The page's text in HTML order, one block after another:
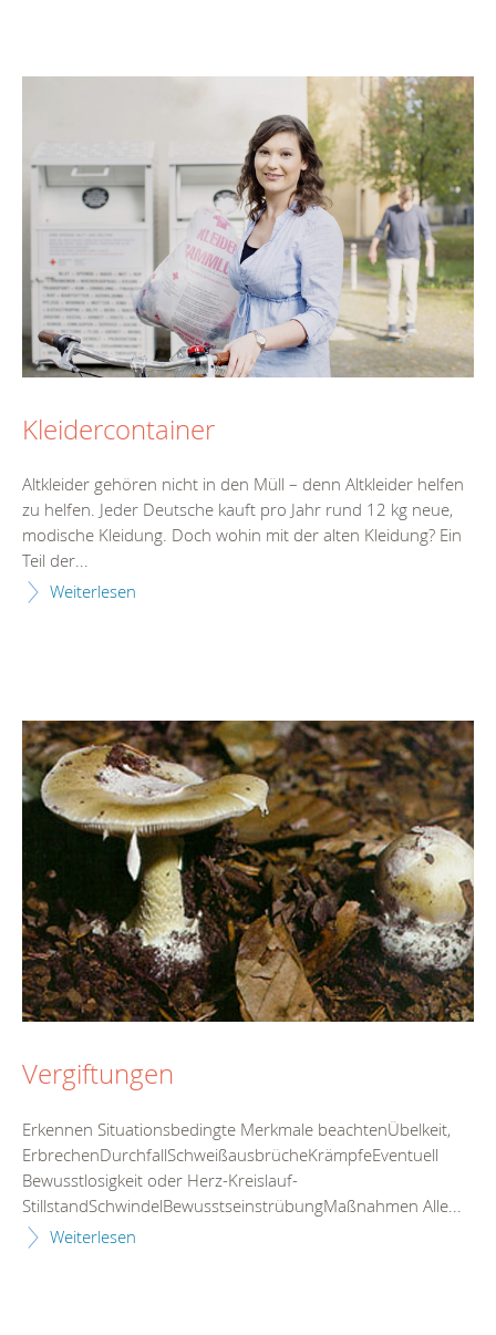
Kleidercontainer
Altkleider gehören nicht in den Müll – denn Altkleider helfen
zu helfen. Jeder Deutsche kauft pro Jahr rund 12 kg neue,
modische Kleidung. Doch wohin mit der alten Kleidung? Ein
Teil der...
Weiterlesen
Vergiftungen
Erkennen Situationsbedingte Merkmale beachtenÜbelkeit,
ErbrechenDurchfallSchweißausbrücheKrämpfeEventuell
Bewusstlosigkeit oder Herz-Kreislauf-
StillstandSchwindelBewusstseinstrübungMaßnahmen Alle...
Weiterlesen